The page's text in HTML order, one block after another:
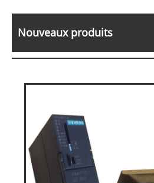
Nouveaux produits